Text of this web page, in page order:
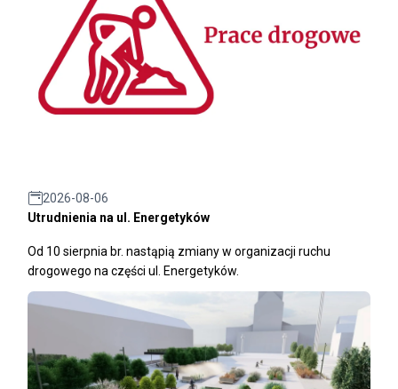
2026-08-06
Utrudnienia na ul. Energetyków
Od 10 sierpnia br. nastąpią zmiany w organizacji ruchu
drogowego na części ul. Energetyków.